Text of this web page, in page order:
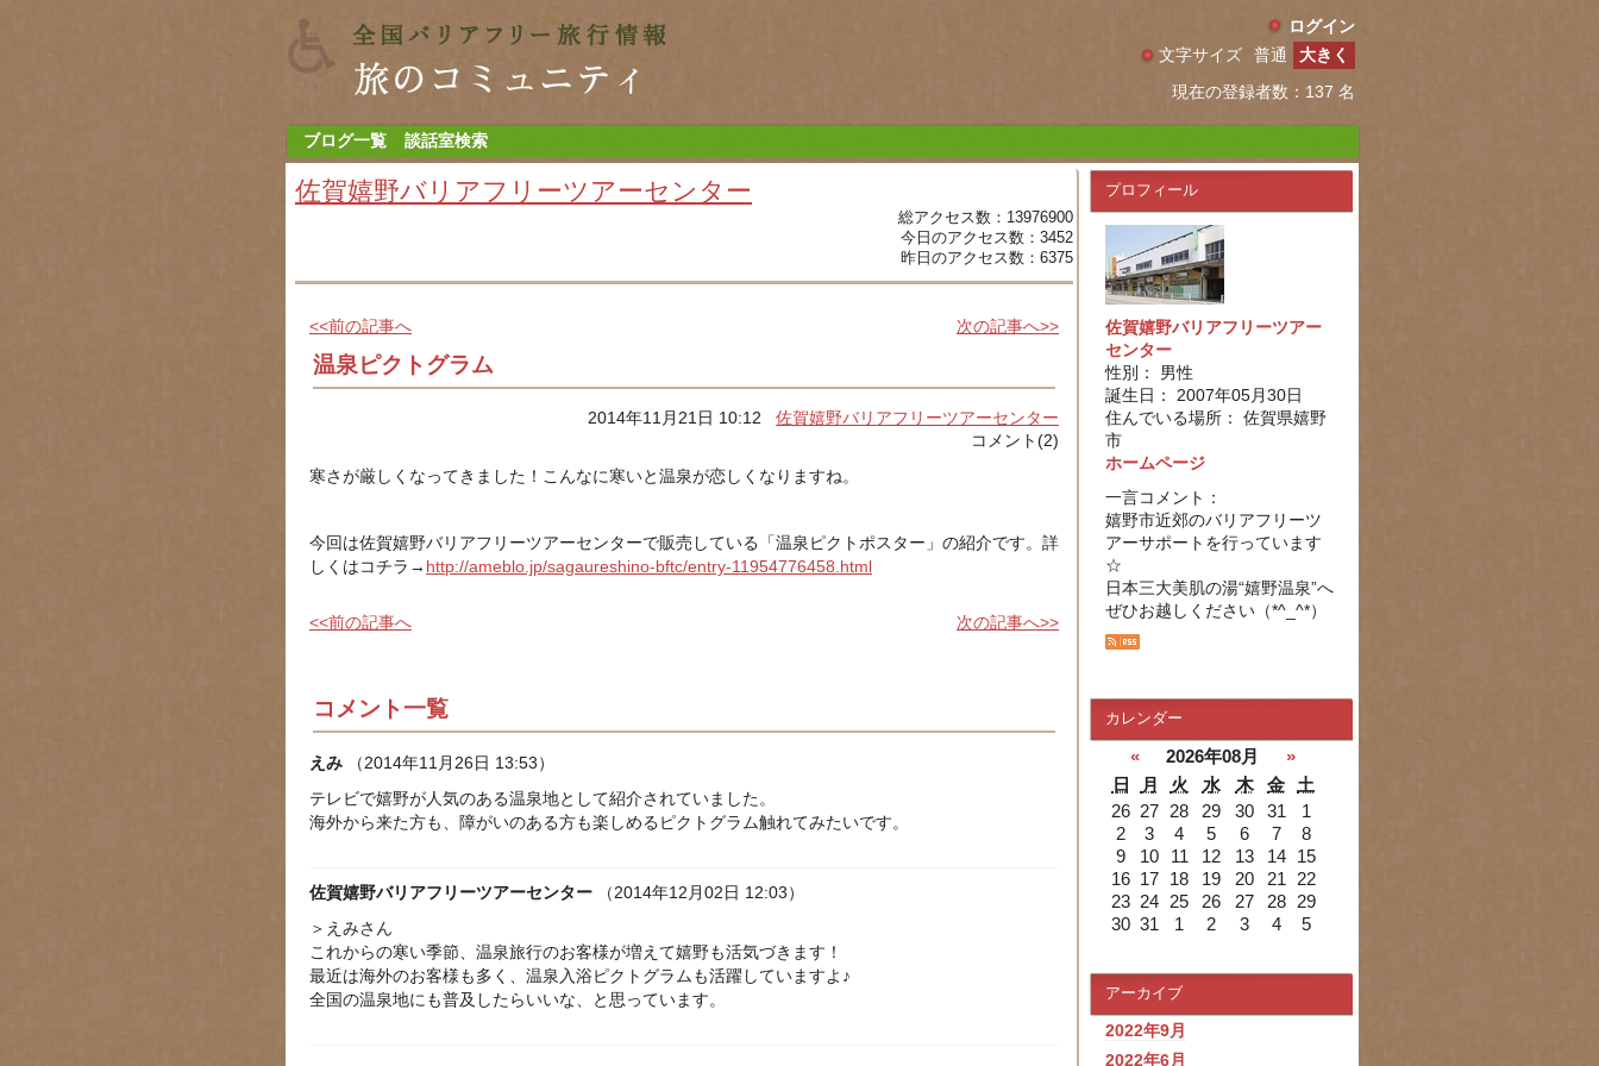
ログイン
現在の登録者数：137 名
文字サイズ 普通 大きく
ブログ一覧 談話室検索
佐賀嬉野バリアフリーツアーセンター
総アクセス数：13976900
今日のアクセス数：3452
昨日のアクセス数：6375
<<前の記事へ 次の記事へ>>
温泉ピクトグラム
2014年11月21日 10:12佐賀嬉野バリアフリーツアーセンター
コメント(2)
寒さが厳しくなってきました！こんなに寒いと温泉が恋しくなりますね。
今回は佐賀嬉野バリアフリーツアーセンターで販売している「温泉ピクトポスター」の紹介です。詳
しくはコチラ→ http://ameblo.jp/sagaureshino-bftc/entry-11954776458.html
<<前の記事へ 次の記事へ>>
コメント一覧
えみ
（2014年11月26日 13:53）
テレビで嬉野が人気のある温泉地として紹介されていました。
海外から来た方も、障がいのある方も楽しめるピクトグラム触れてみたいです。
佐賀嬉野バリアフリーツアーセンター
（2014年12月02日 12:03）
＞えみさん
これからの寒い季節、温泉旅行のお客様が増えて嬉野も活気づきます！
最近は海外のお客様も多く、温泉入浴ピクトグラムも活躍していますよ♪
全国の温泉地にも普及したらいいな、と思っています。
プロフィール
佐賀嬉野バリアフリーツアー
センター
性別： 男性
誕生日： 2007年05月30日
住んでいる場所： 佐賀県嬉野
市
ホームページ
一言コメント：
嬉野市近郊のバリアフリーツ
アーサポートを行っています
☆
日本三大美肌の湯“嬉野温泉”へ
ぜひお越しください（*^_^*）
カレンダー
« 2026年08月
»
日
月 火 水 木 金
土
26 27 28 29 30 31
1
2
3 4 5 6 7
8
9
10 11 12 13 14
15
16 17 18 19 20 21
22
23 24 25 26 27 28
29
30 31 1 2 3 4 5
アーカイブ
2022年9月
2022年6月